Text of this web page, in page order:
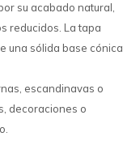
su acabado natural,
reducidos. La tapa
una sólida base cónica
escandinavas o
decoraciones o